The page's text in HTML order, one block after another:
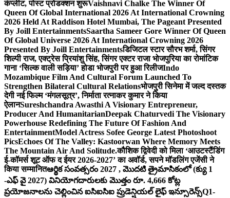
कंप्लीट, पोस्ट प्रोडक्शन शुरूVaishnavi Chalke The Winner Of
Queen Of Global International 2026 At International Crowning
2026 Held At Raddison Hotel Mumbai, The Pageant Presented
By Joill EntertainmentsSaartha Sameer Gore Winner Of Queen
Of Global Universe 2026 At International Crowning 2026
Presented By Joill Entertainmentsडिजिटल स्टार सौरभ शर्मा, सिंगर
शिल्पी राज, एक्ट्रेस प्रियांशु सिंह, सिंगर एक्टर राजा भोजपुरिया का रोमांटिक
गाना ‘सिल्क वाली सड़िया’ होडा भोजपुरी पर हुआ रिलीजIndo
Mozambique Film And Cultural Forum Launched To
Strengthen Bilateral Cultural Relationsभोजपुरी सिनेमा में जल्द दस्तक
देगी नई फिल्म ‘मंगलसूत्र’, निर्माता रत्नाकर कुमार ने किया
ऐलानSureshchandra Awasthi A Visionary Entrepreneur,
Producer And HumanitarianDeepak Chaturvedi The Visionary
Powerhouse Redefining The Future Of Fashion And
EntertainmentModel Actress Sofee George Latest Photoshoot
PicsEchoes Of The Valley: Kastoorwan Where Memory Meets
The Mountain Air And Solitude.कौशिक द्विवेदी को मिला ‘आउटस्टैंडिंग
ई-कॉमर्स शूट ऑफ द ईयर 2026-2027’ का अवॉर्ड, सपने मॉडलिंग एजेंसी ने
किया सम्मानितఆర్థిక సంవత్సరం 2027 , మొదటి త్రైమాసికంలో (క్యు 1
-ఎఫ్ వై 2027) వినియోగదారులకు మొత్తం రూ. 4,666 కోట్ల
ప్రయోజనాలను చెల్లించిన ఐసిఐసిఐ ప్రుడెన్షియల్ లైఫ్ ఇన్సూరెన్స్Q1-